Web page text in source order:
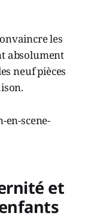
les
absolument
neuf pièces
et